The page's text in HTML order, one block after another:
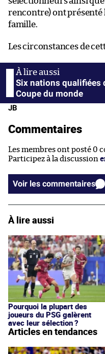
rencontre) ont présenté
famille.
Les circonstances de
Six nations qualifiées
Coupe du monde
JB
Commentaires
Les membres ont posté 0
Participez à la discussion
Voir les commentaires
À lire aussi
Pourquoi la plupart des
joueurs du PSG galèrent
avec leur sélection ?
Articles en tendances